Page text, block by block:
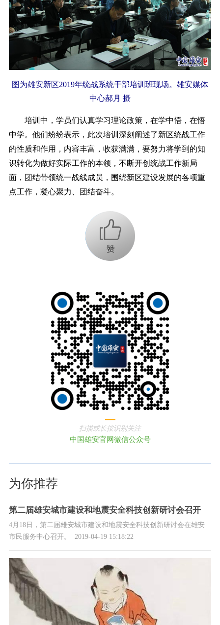
图为雄安新区2019年统战系统干部培训班现场。雄安媒体
中心郝月 摄
培训中，学员们认真学习理论政策，在学中悟，在悟
中学。他们纷纷表示，此次培训深刻阐述了新区统战工作
的性质和作用，内容丰富，收获满满，要努力将学到的知
识转化为做好实际工作的本领，不断开创统战工作新局
面，团结带领统一战线成员，围绕新区建设发展的各项重
点工作，凝心聚力、团结奋斗。
+1
扫描或长按识别关注
中国雄安官网微信公众号
为你推荐
第二届雄安城市建设和地震安全科技创新研讨会召开
4月18日，第二届雄安城市建设和地震安全科技创新研讨会在雄安
市民服务中心召开。
2019-04-19 15:18:22